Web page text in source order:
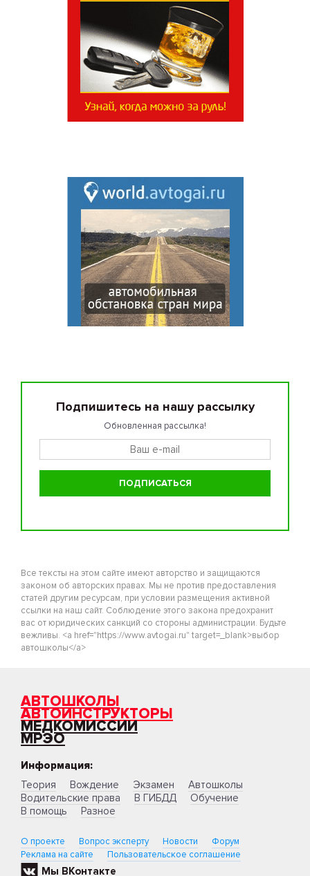
Подпишитесь на нашу рассылку
Обновленная рассылка!
Все тексты на этом сайте имеют авторство и защищаются
законом об авторских правах. Мы не против предоставления
статей другим ресурсам, при условии размещения активной
ссылки на наш сайт. Соблюдение этого закона предохранит
вас от юридических санкций со стороны администрации. Будьте
вежливы. <a href="https://www.avtogai.ru" target=_blank>выбор
автошколы</a>
АВТОШКОЛЫ
АВТОИНСТРУКТОРЫ
МЕДКОМИССИИ
МРЭО
Информация:
Теория
Вождение Экзамен
Автошколы
Водительские права
В ГИБДД
Обучение
В помощь
Разное
О проекте Вопрос эксперту Новости
Форум
Реклама на сайте
Пользовательское соглашение
Мы ВКонтакте